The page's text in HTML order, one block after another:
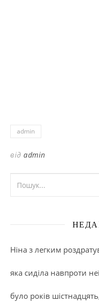
admin
від admin
Ніна з легким
яка сиділа навпроти
було років